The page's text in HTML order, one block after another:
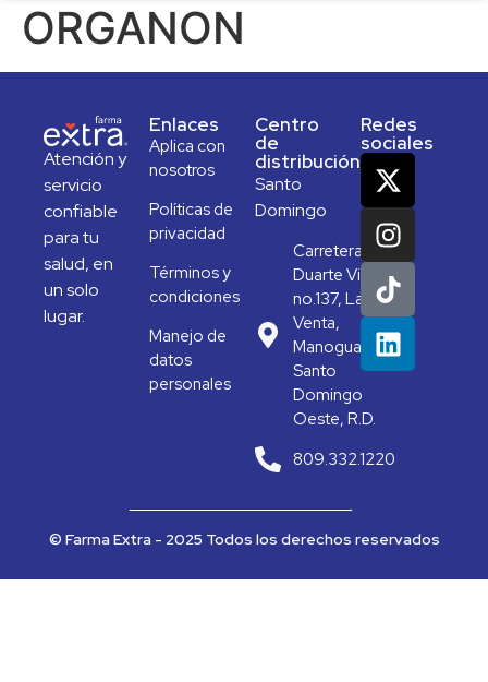
ORGANON
Atención y
servicio
confiable
para tu
salud, en
un solo
lugar.
Enlaces
Aplica con
nosotros
Políticas de
privacidad
Términos y
condiciones
Manejo de
datos
personales
Centro
de
distribución
Santo
Domingo
Carretera
Duarte Vieja
no.137, La
Venta,
Manoguayabo,
Santo
Domingo
Oeste, R.D.
809.332.1220
Redes
sociales
© Farma Extra - 2025 Todos los derechos reservados